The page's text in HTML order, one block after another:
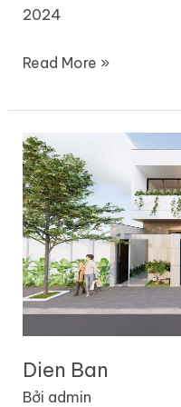
2024
Read More »
Dien Ban
Bởi admin
Dien
Ban